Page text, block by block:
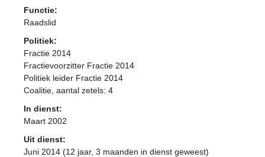
Functie:
Raadslid
Politiek:
Fractie 2014
Fractievoorzitter Fractie 2014
Politiek leider Fractie 2014
Coalitie , aantal zetels: 4
In dienst:
Maart 2002
Uit dienst:
Juni 2014 (12 jaar, 3 maanden in dienst geweest)